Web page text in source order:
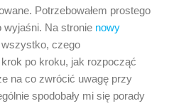
Potrzebowałem prostego
Na stronie nowy
wszystko, czego
po kroku, jak rozpocząć
na co zwrócić uwagę przy
spodobały mi się porady